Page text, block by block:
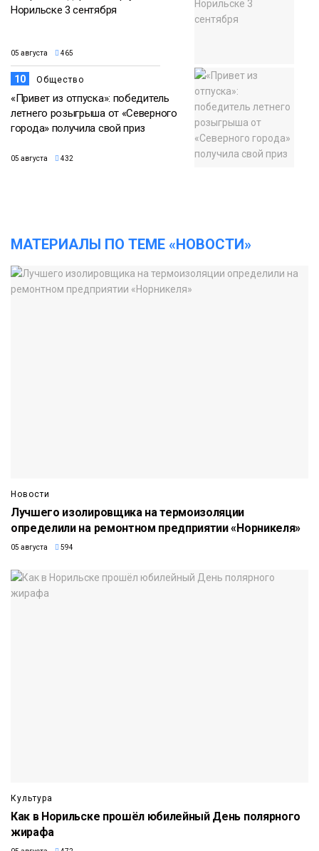
Норильске 3 сентября
05 августа 465
10 Общество
«Привет из отпуска»: победитель
летнего розыгрыша от «Северного
города» получила свой приз
05 августа 432
МАТЕРИАЛЫ ПО ТЕМЕ «НОВОСТИ»
Новости
Лучшего изолировщика на термоизоляции
определили на ремонтном предприятии «Норникеля»
05 августа 594
Культура
Как в Норильске прошёл юбилейный День полярного
жирафа